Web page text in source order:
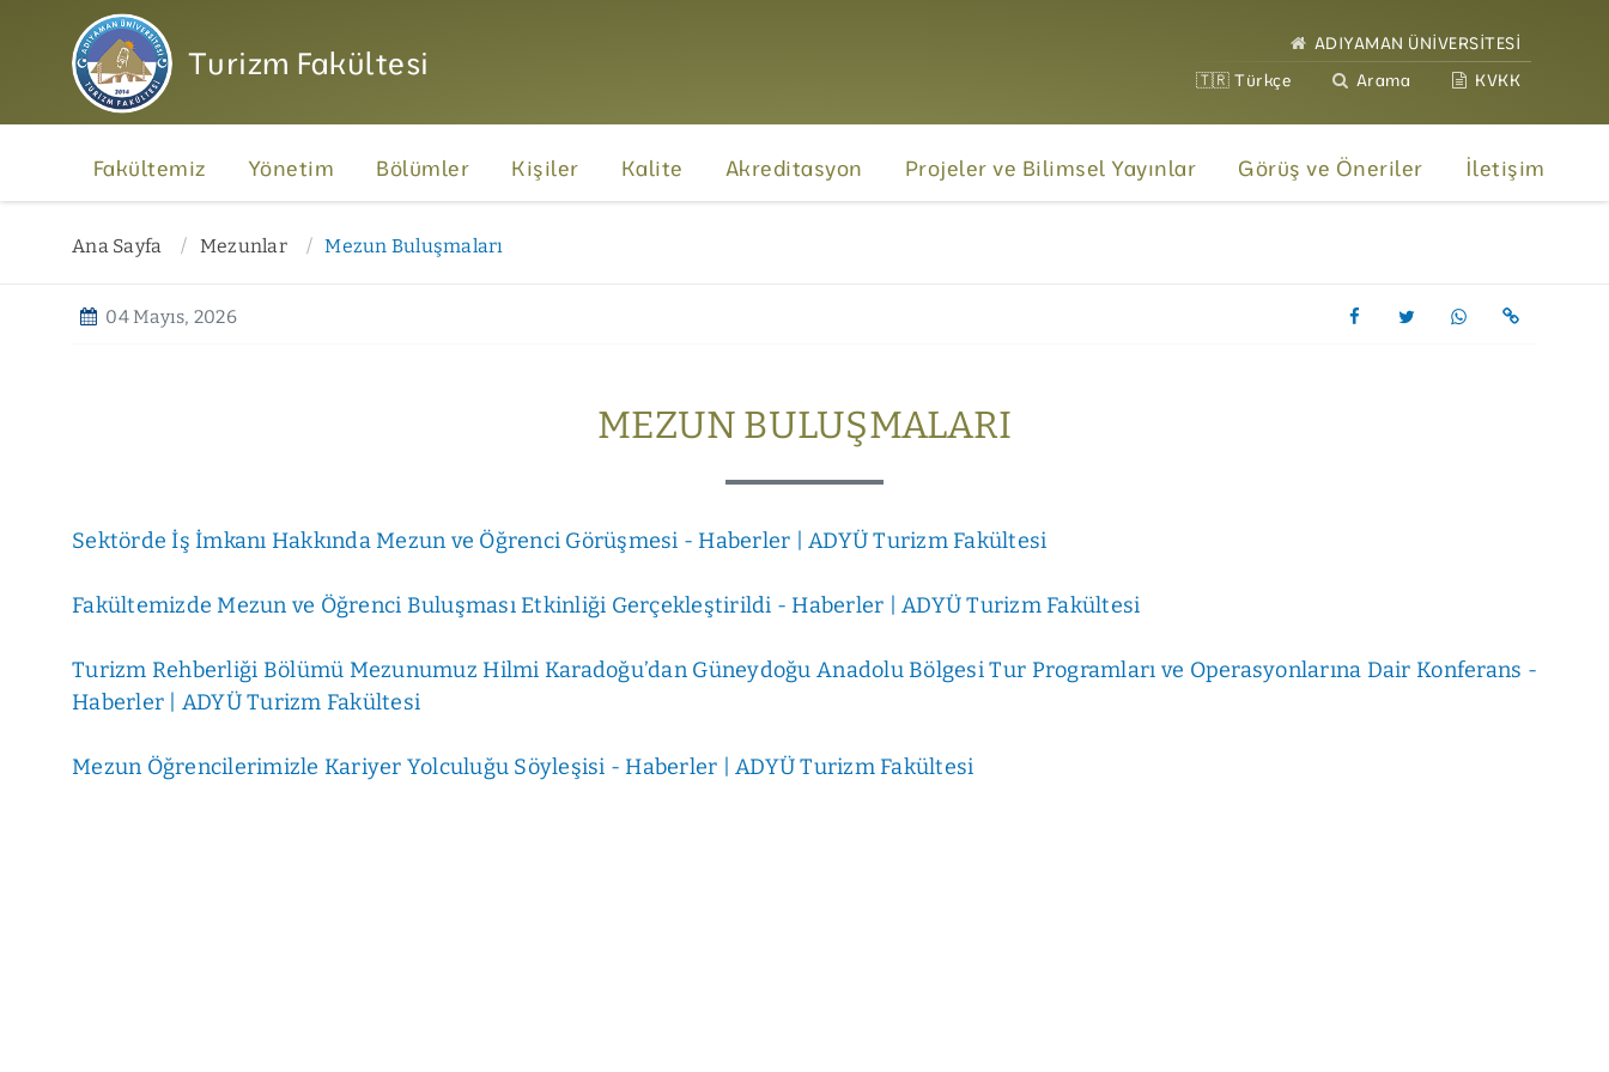
ADIYAMAN ÜNİVERSİTESİ
🇹🇷 Türkçe
Arama KVKK
Turizm Fakültesi
Fakültemiz Yönetim Bölümler Kişiler Kalite Akreditasyon Projeler ve Bilimsel Yayınlar Görüş ve Öneriler İletişim
Ana Sayfa Mezunlar Mezun Buluşmaları
04 Mayıs, 2026
MEZUN BULUŞMALARI
Sektörde İş İmkanı Hakkında Mezun ve Öğrenci Görüşmesi - Haberler | ADYÜ Turizm Fakültesi
Fakültemizde Mezun ve Öğrenci Buluşması Etkinliği Gerçekleştirildi - Haberler | ADYÜ Turizm Fakültesi
Turizm Rehberliği Bölümü Mezunumuz Hilmi Karadoğu’dan Güneydoğu Anadolu Bölgesi Tur Programları ve Operasyonlarına Dair Konferans -
Haberler | ADYÜ Turizm Fakültesi
Mezun Öğrencilerimizle Kariyer Yolculuğu Söyleşisi - Haberler | ADYÜ Turizm Fakültesi